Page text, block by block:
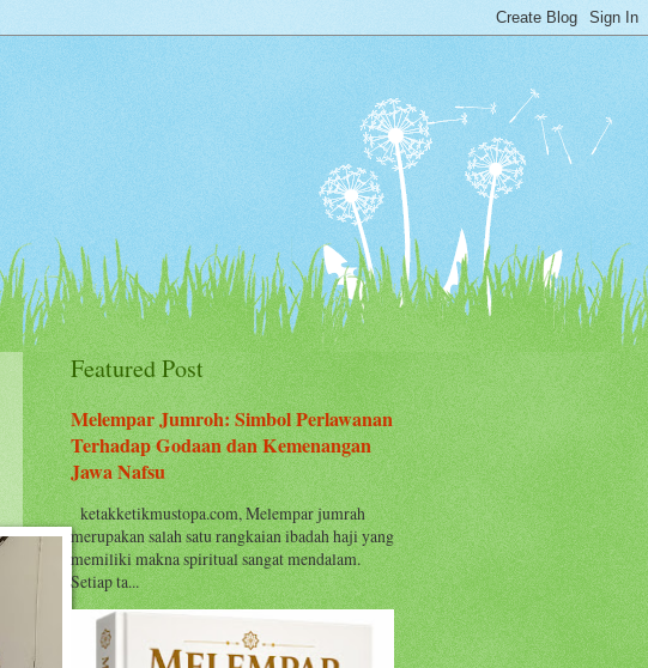
Featured Post
Melempar Jumroh: Simbol Perlawanan
Terhadap Godaan dan Kemenangan
Jawa Nafsu
ketakketikmustopa.com, Melempar jumrah
merupakan salah satu rangkaian ibadah haji yang
memiliki makna spiritual sangat mendalam.
Setiap ta...